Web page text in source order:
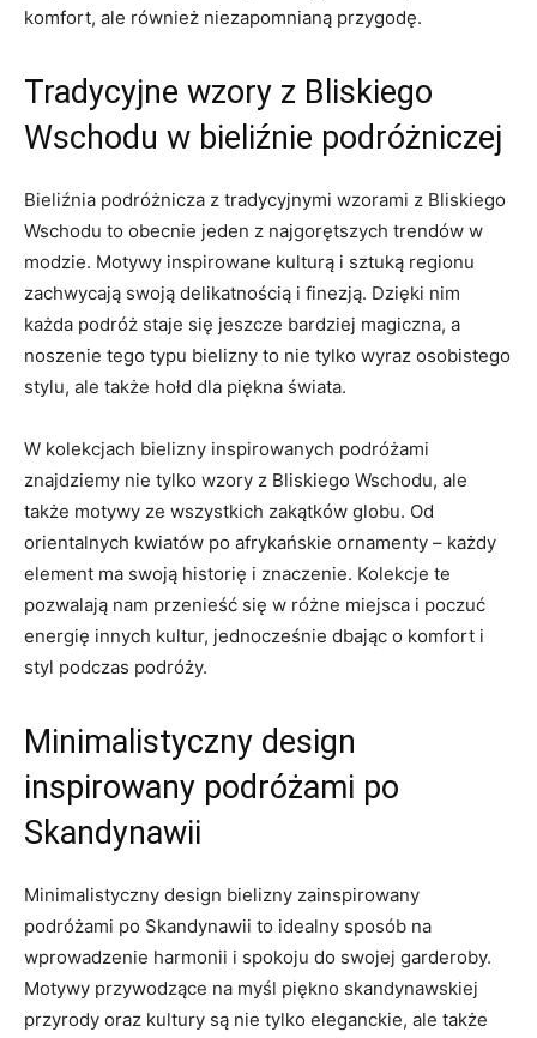
komfort, ale ‌również niezapomnianą przygodę.
Tradycyjne wzory z ⁤Bliskiego
Wschodu w bieliźnie podróżniczej
Bieliźnia podróżnicza z tradycyjnymi wzorami z Bliskiego
Wschodu to obecnie jeden z najgorętszych trendów⁣ w
modzie. Motywy inspirowane kulturą i⁢ sztuką regionu
zachwycają swoją delikatnością i finezją. Dzięki nim
każda podróż staje się jeszcze bardziej⁣ magiczna, a
noszenie ⁢tego typu bielizny to⁢ nie tylko ‌wyraz osobistego
stylu, ⁣ale także hołd dla piękna świata.
W kolekcjach bielizny inspirowanych‍ podróżami
znajdziemy⁣ nie tylko wzory z Bliskiego Wschodu,⁤ ale
także motywy ze wszystkich ‌zakątków globu. Od
‍orientalnych kwiatów po afrykańskie ornamenty – ⁤każdy
⁤element ma‍ swoją historię i znaczenie. Kolekcje te
pozwalają nam przenieść się w różne miejsca i‍ poczuć
energię innych kultur, jednocześnie dbając⁤ o komfort ⁣i⁣
styl podczas podróży.
Minimalistyczny design
inspirowany podróżami po
Skandynawii
Minimalistyczny design bielizny zainspirowany‍
podróżami ‍po Skandynawii ‌to ⁣idealny sposób‌ na
wprowadzenie harmonii i spokoju do swojej garderoby.
Motywy przywodzące na ‌myśl ⁤piękno skandynawskiej
przyrody ⁤oraz kultury⁤ są nie tylko eleganckie, ale także